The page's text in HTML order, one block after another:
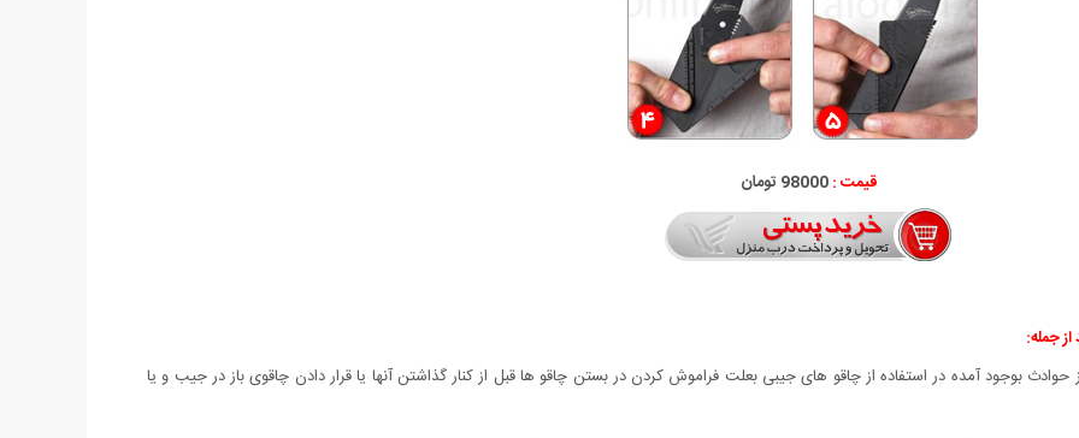
قیمت :98000 تومان
بوجود آمده در استفاده از چاقو های جیبی بعلت فراموش کردن در بستن چاقو ها قبل از کنار گذاشتن آنها یا قرار دادن چاقوی باز در جیب و یا